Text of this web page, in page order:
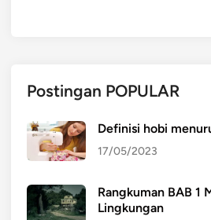
Postingan POPULAR
Definisi hobi
17/05/2023
Rangkuman BAB 1
Lingkungan